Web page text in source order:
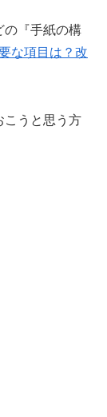
の『手紙の構
な項目は？改
こうと思う方